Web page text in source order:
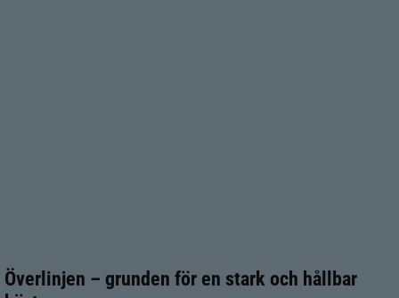
Överlinjen – grunden för en stark och hållbar